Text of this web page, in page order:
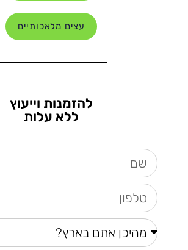
עצים מלאכותיים
להזמנות וייעוץ
ללא עלות